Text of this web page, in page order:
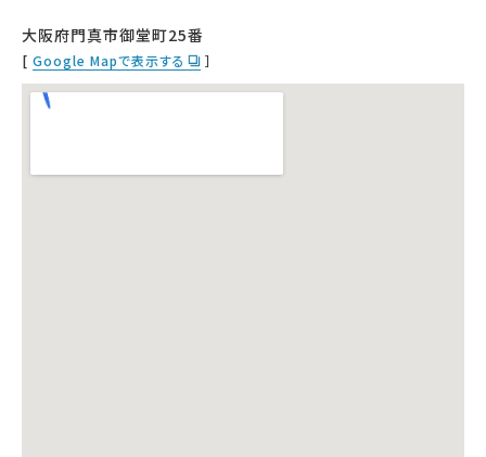
大阪府門真市御堂町25番
[ Google Mapで表示する ］